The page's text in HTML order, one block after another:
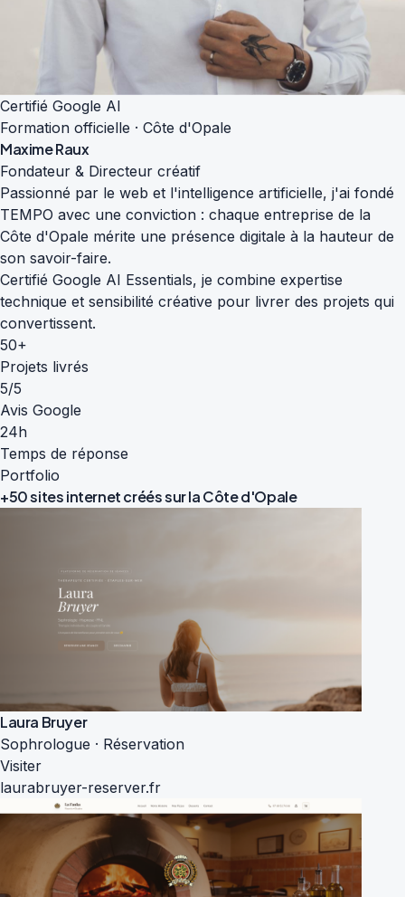
Certifié Google AI
Formation officielle · Côte d'Opale
Maxime Raux
Fondateur & Directeur créatif
Passionné par le web et l'intelligence artificielle, j'ai fondé
TEMPO avec une conviction : chaque entreprise de la
Côte d'Opale mérite une présence digitale à la hauteur de
son savoir-faire.
Certifié Google AI Essentials, je combine expertise
technique et sensibilité créative pour livrer des projets qui
convertissent.
50+
Projets livrés
5/5
Avis Google
24h
Temps de réponse
Portfolio
+50 sites internet créés sur laCôte d'Opale
Laura Bruyer
Sophrologue · Réservation
Visiter
laurabruyer-reserver.fr